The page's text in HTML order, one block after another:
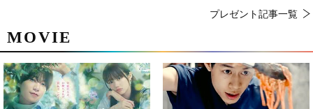
MOVIE
プレゼント記事一覧